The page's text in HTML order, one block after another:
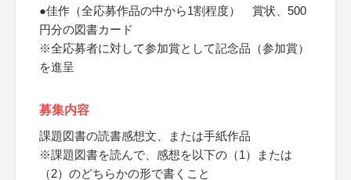
●佳作（全応募作品の中から1割程度） 賞状、500
円分の図書カード
※全応募者に対して参加賞として記念品（参加賞）
を進呈
募集内容
課題図書の読書感想文、または手紙作品
※課題図書を読んで、感想を以下の（1）または
（2）のどちらかの形で書くこと